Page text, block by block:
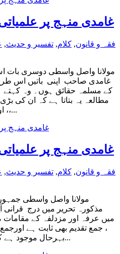
غامدی منہج پر علمیاتی
فقہ و قانون, کلام, تفسیر و حدیث,
مولانا واصل واسطی دوسری
غامدی صاحب اپنی باتیں اس
کے مسلمہ حقائق ہوں۔ وہ کہتے
مطالعہ یہ بتاتا ہے کہ ان کی
اور خبائث کے پہچاننے کے معاملے ،،...
غامدی منہج پر علمیاتی
فقہ و قانون, کلام, تفسیر و حدیث,
مولانا واصل واسطی
مذکورہ تحریر میں درج
میں عرفہ اور مزدلفہ کے مقامات
، جمع تقدیم بھی ثابت ہے
بہرحال موجود ہے کہ یہ سنت ہے یا مستحب ہے یا...